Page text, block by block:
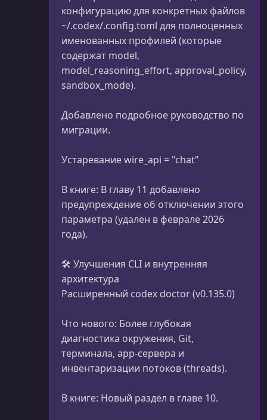
конфигурацию для конкретных файлов
~/.codex/.config.toml для полноценных
именованных профилей (которые
содержат model,
model_reasoning_effort, approval_policy,
sandbox_mode).
Добавлено подробное руководство по
миграции.
Устаревание wire_api = "chat"
В книге: В главу 11 добавлено
предупреждение об отключении этого
параметра (удален в феврале 2026
года).
🛠 Улучшения CLI и внутренняя
архитектура
Расширенный codex doctor (v0.135.0)
Что нового: Более глубокая
диагностика окружения, Git,
терминала, app-сервера и
инвентаризации потоков (threads).
В книге: Новый раздел в главе 10.